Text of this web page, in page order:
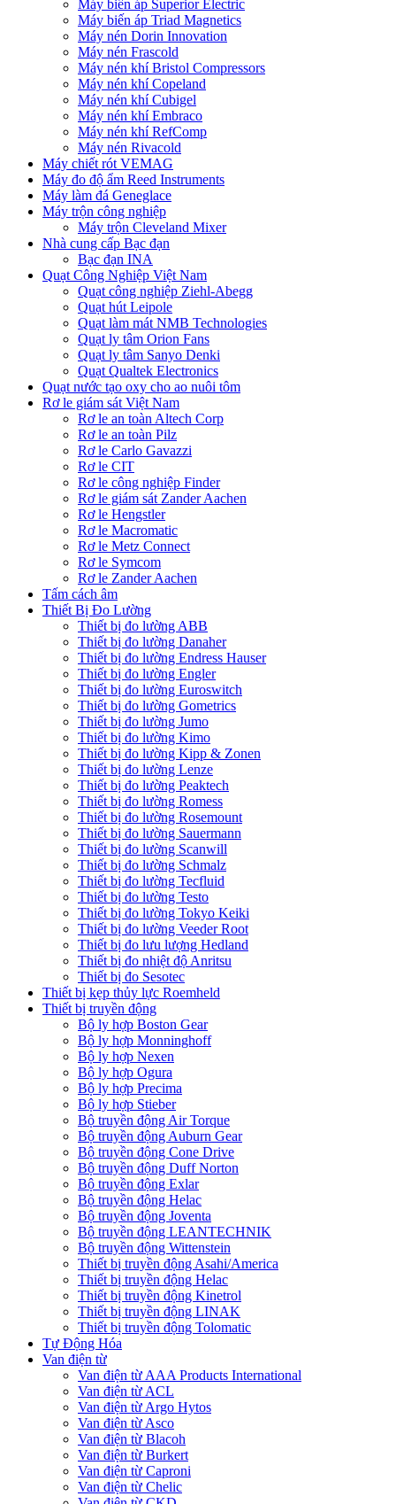
Máy biến áp Superior Electric
Máy biến áp Triad Magnetics
Máy nén Dorin Innovation
Máy nén Frascold
Máy nén khí Bristol Compressors
Máy nén khí Copeland
Máy nén khí Cubigel
Máy nén khí Embraco
Máy nén khí RefComp
Máy nén Rivacold
Máy chiết rót VEMAG
Máy đo độ ẩm Reed Instruments
Máy làm đá Geneglace
Máy trộn công nghiệp
Máy trộn Cleveland Mixer
Nhà cung cấp Bạc đạn
Bạc đạn INA
Quạt Công Nghiệp Việt Nam
Quạt công nghiệp Ziehl-Abegg
Quạt hút Leipole
Quạt làm mát NMB Technologies
Quạt ly tâm Orion Fans
Quạt ly tâm Sanyo Denki
Quạt Qualtek Electronics
Quạt nước tạo oxy cho ao nuôi tôm
Rơ le giám sát Việt Nam
Rơ le an toàn Altech Corp
Rơ le an toàn Pilz
Rơ le Carlo Gavazzi
Rơ le CIT
Rơ le công nghiệp Finder
Rơ le giám sát Zander Aachen
Rơ le Hengstler
Rơ le Macromatic
Rơ le Metz Connect
Rơ le Symcom
Rơ le Zander Aachen
Tấm cách âm
Thiết Bị Đo Lường
Thiết bị đo lường ABB
Thiết bị đo lường Danaher
Thiết bị đo lường Endress Hauser
Thiết bị đo lường Engler
Thiết bị đo lường Euroswitch
Thiết bị đo lường Gometrics
Thiết bị đo lường Jumo
Thiết bị đo lường Kimo
Thiết bị đo lường Kipp & Zonen
Thiết bị đo lường Lenze
Thiết bị đo lường Peaktech
Thiết bị đo lường Romess
Thiết bị đo lường Rosemount
Thiết bị đo lường Sauermann
Thiết bị đo lường Scanwill
Thiết bị đo lường Schmalz
Thiết bị đo lường Tecfluid
Thiết bị đo lường Testo
Thiết bị đo lường Tokyo Keiki
Thiết bị đo lường Veeder Root
Thiết bị đo lưu lượng Hedland
Thiết bị đo nhiệt độ Anritsu
Thiết bị đo Sesotec
Thiết bị kẹp thủy lực Roemheld
Thiết bị truyền động
Bộ ly hợp Boston Gear
Bộ ly hợp Monninghoff
Bộ ly hợp Nexen
Bộ ly hợp Ogura
Bộ ly hợp Precima
Bộ ly hợp Stieber
Bộ truyền động Air Torque
Bộ truyền động Auburn Gear
Bộ truyền động Cone Drive
Bộ truyền động Duff Norton
Bộ truyền động Exlar
Bộ truyền động Helac
Bộ truyền động Joventa
Bộ truyền động LEANTECHNIK
Bộ truyền động Wittenstein
Thiết bị truyền động Asahi/America
Thiết bị truyền động Helac
Thiết bị truyền động Kinetrol
Thiết bị truyền động LINAK
Thiết bị truyền động Tolomatic
Tự Động Hóa
Van điện từ
Van điện từ AAA Products International
Van điện từ ACL
Van điện từ Argo Hytos
Van điện từ Asco
Van điện từ Blacoh
Van điện từ Burkert
Van điện từ Caproni
Van điện từ Chelic